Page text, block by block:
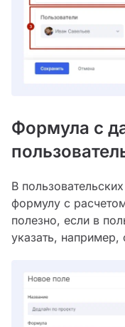
Формула с
В
формулу с
полезно, если в
указать, например,